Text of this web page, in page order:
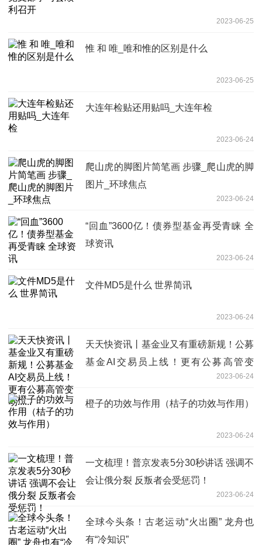
2023-06-25
惟 和 唯_唯和惟的区别是什么
2023-06-25
大连年检贴还用贴吗_大连年检
2023-06-24
爬山虎的脚图片简笔画 步骤_爬山虎的脚
图片_环球焦点
2023-06-24
“回血”3600亿！债券型基金再受青睐 全
球资讯
2023-06-24
文件MD5是什么 世界简讯
2023-06-24
天天快资讯丨基金业又有重磅新规！公募
基金AI交易员上线！更有公募高管变
2023-06-24
橙子的功效与作用（桔子的功效与作用）
2023-06-24
一文梳理！普京发表5分30秒讲话 强调不
会让俄分裂 反叛者会受惩罚！
2023-06-24
全球今头条！古老运动“火出圈” 龙舟也
有“冷知识”